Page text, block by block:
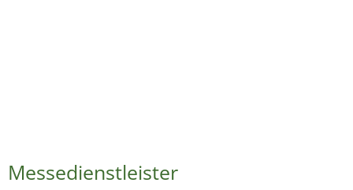
Messedienstleister